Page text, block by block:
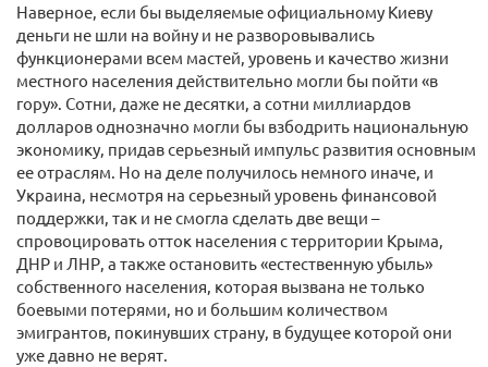
Наверное, если бы выделяемые официальному Киеву
деньги не шли на войну и не разворовывались
функционерами всем мастей, уровень и качество жизни
местного населения действительно могли бы пойти «в
гору». Сотни, даже не десятки, а сотни миллиардов
долларов однозначно могли бы взбодрить национальную
экономику, придав серьезный импульс развития основным
ее отраслям. Но на деле получилось немного иначе, и
Украина, несмотря на серьезный уровень финансовой
поддержки, так и не смогла сделать две вещи –
спровоцировать отток населения с территории Крыма,
ДНР и ЛНР, а также остановить «естественную убыль»
собственного населения, которая вызвана не только
боевыми потерями, но и большим количеством
эмигрантов, покинувших страну, в будущее которой они
уже давно не верят.